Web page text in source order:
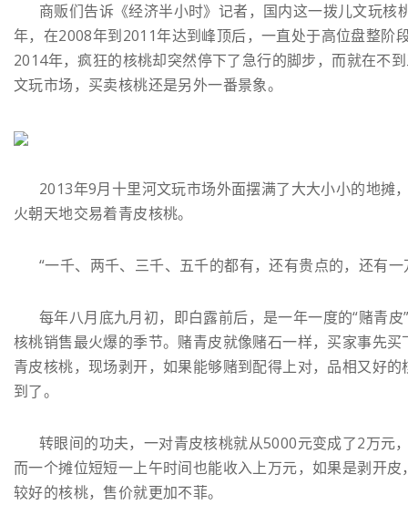
商贩们告诉《经济半小时》记者，国内这一拨儿文玩核
年，在2008年到2011年达到峰顶后，一直处于高位盘整阶
2014年，疯狂的核桃却突然停下了急行的脚步，而就在不
文玩市场，买卖核桃还是另外一番景象。
2013年9月十里河文玩市场外面摆满了大大小小的地摊
火朝天地交易着青皮核桃。
“一千、两千、三千、五千的都有，还有贵点的，还有一
每年八月底九月初，即白露前后，是一年一度的“赌青
核桃销售最火爆的季节。赌青皮就像赌石一样，买家事先买
青皮核桃，现场剥开，如果能够赌到配得上对，品相又好的
到了。
转眼间的功夫，一对青皮核桃就从5000元变成了2万元
而一个摊位短短一上午时间也能收入上万元，如果是剥开皮
较好的核桃，售价就更加不菲。